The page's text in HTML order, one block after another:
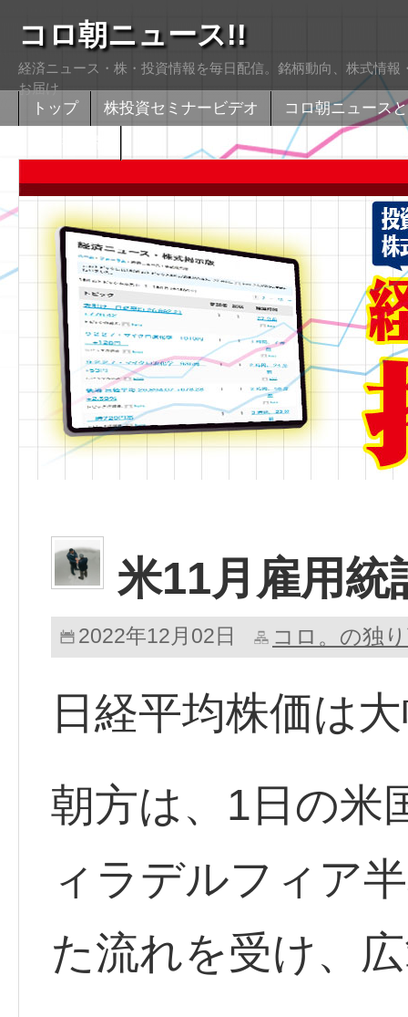
コロ朝ニュース!!
経済ニュース・株・投資情報を毎日配信。銘柄動向、株式情
お届け
トップ 株投資セミナービデオ
コロ朝ニュース
米11月雇用統
2022年12月02日 コロ。の独
日経平均株価は
朝方は、1日の米
ィラデルフィア
た流れを受け、